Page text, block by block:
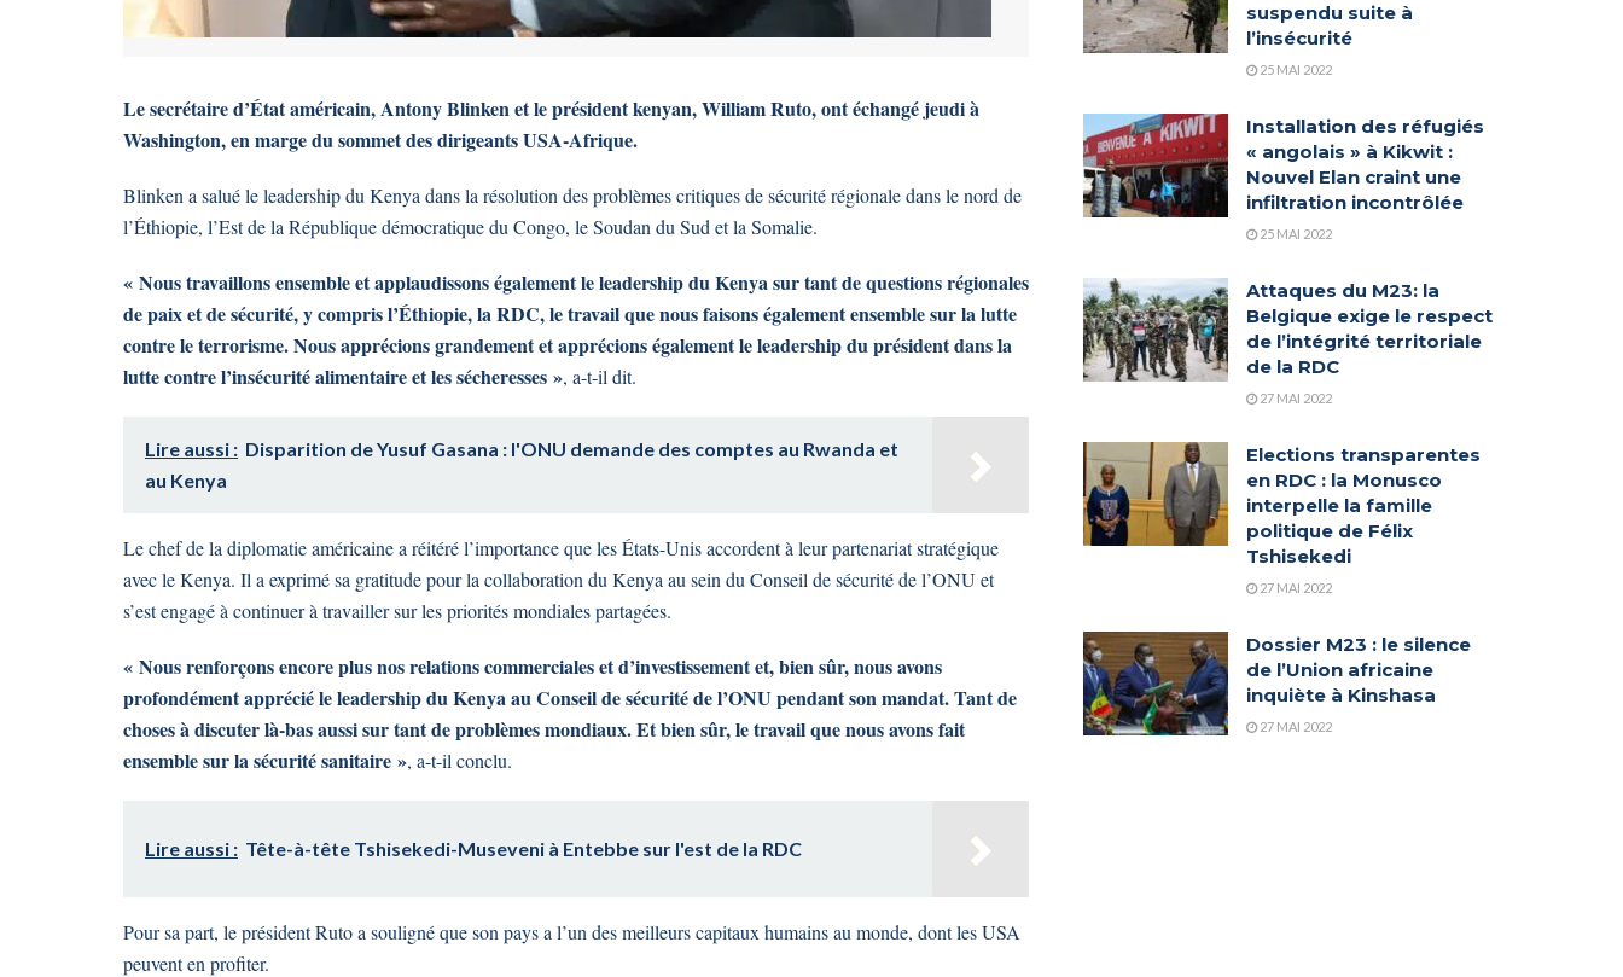
Le secrétaire d’État américain, Antony Blinken et le président kenyan, William Ruto, ont échangé jeudi à
Washington, en marge du sommet des dirigeants USA-Afrique.
Blinken a salué le leadership du Kenya dans la résolution des problèmes critiques de sécurité régionale dans le nord de
l’Éthiopie, l’Est de la République démocratique du Congo, le Soudan du Sud et la Somalie.
« Nous travaillons ensemble et applaudissons également le leadership du Kenya sur tant de questions régionales
de paix et de sécurité, y compris l’Éthiopie, la RDC, le travail que nous faisons également ensemble sur la lutte
contre le terrorisme. Nous apprécions grandement et apprécions également le leadership du président dans la
lutte contre l’insécurité alimentaire et les sécheresses », a-t-il dit.
Lire aussi : Disparition de Yusuf Gasana : l'ONU demande des comptes au Rwanda et
au Kenya
Le chef de la diplomatie américaine a réitéré l’importance que les États-Unis accordent à leur partenariat stratégique
avec le Kenya. Il a exprimé sa gratitude pour la collaboration du Kenya au sein du Conseil de sécurité de l’ONU et
s’est engagé à continuer à travailler sur les priorités mondiales partagées.
« Nous renforçons encore plus nos relations commerciales et d’investissement et, bien sûr, nous avons
profondément apprécié le leadership du Kenya au Conseil de sécurité de l’ONU pendant son mandat. Tant de
choses à discuter là-bas aussi sur tant de problèmes mondiaux. Et bien sûr, le travail que nous avons fait
ensemble sur la sécurité sanitaire », a-t-il conclu.
Lire aussi : Tête-à-tête Tshisekedi-Museveni à Entebbe sur l'est de la RDC
Pour sa part, le président Ruto a souligné que son pays a l’un des meilleurs capitaux humains au monde, dont les USA
peuvent en profiter.
suspendu suite à
l’insécurité
25 MAI 2022
Installation des réfugiés
« angolais » à Kikwit :
Nouvel Elan craint une
infiltration incontrôlée
25 MAI 2022
Attaques du M23: la
Belgique exige le respect
de l’intégrité territoriale
de la RDC
27 MAI 2022
Elections transparentes
en RDC : la Monusco
interpelle la famille
politique de Félix
Tshisekedi
27 MAI 2022
Dossier M23 : le silence
de l’Union africaine
inquiète à Kinshasa
27 MAI 2022